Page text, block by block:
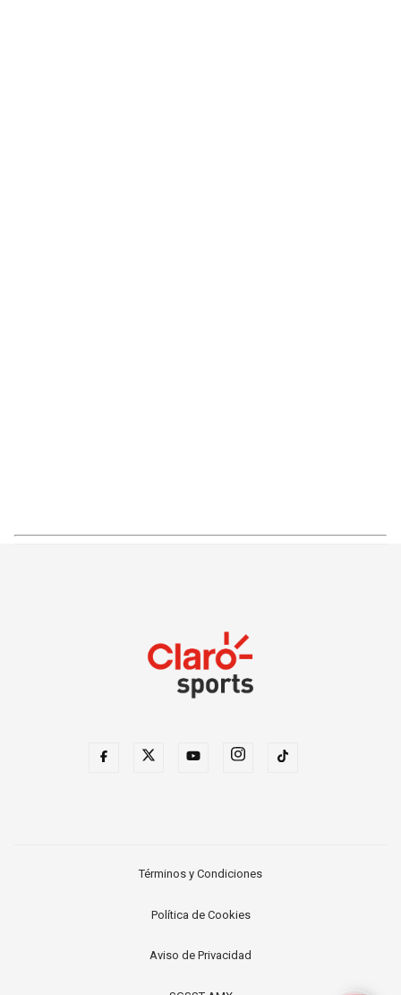
Términos y Condiciones
Política de Cookies
Aviso de Privacidad